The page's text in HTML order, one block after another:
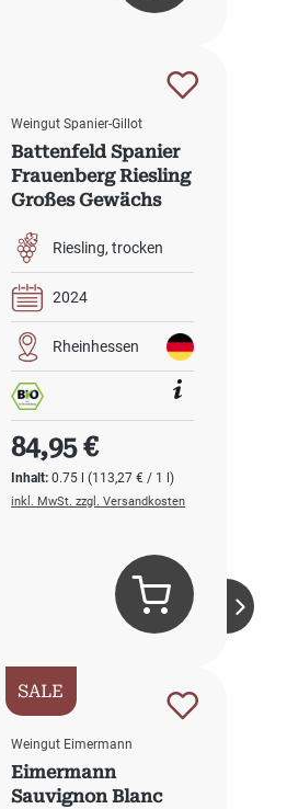
Weingut Spanier-Gillot
Battenfeld Spanier
Frauenberg Riesling
Großes Gewächs
Riesling trocken
2024
Rheinhessen
Inhalt:0.75 l(113,27 € / 1 l)
Regulärer Preis:
84,95 €
inkl. MwSt. zzgl. Versandkosten
SALE
Weingut Eimermann
Eimermann
Sauvignon Blanc